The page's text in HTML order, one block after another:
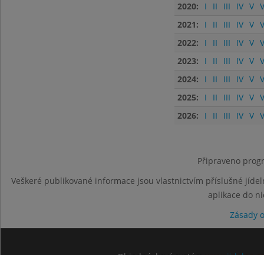
2020:
I II III IV V
2021:
I II III IV V
2022:
I II III IV V
2023:
I II III IV V
2024:
I II III IV V
2025:
I II III IV V
2026:
I II III IV V
Připraveno
Veškeré publikované informace jsou vlastnictvím příslušné
aplikace do
Zásady